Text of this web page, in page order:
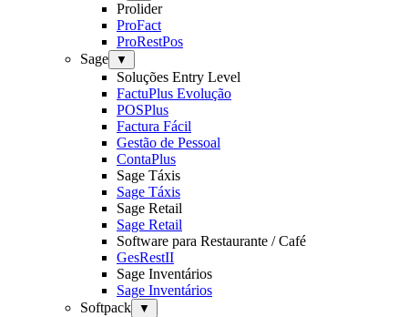
Prolider
ProFact
ProRestPos
Sage
▼
Soluções Entry Level
FactuPlus Evolução
POSPlus
Factura Fácil
Gestão de Pessoal
ContaPlus
Sage Táxis
Sage Táxis
Sage Retail
Sage Retail
Software para Restaurante / Café
GesRestII
Sage Inventários
Sage Inventários
Softpack
▼